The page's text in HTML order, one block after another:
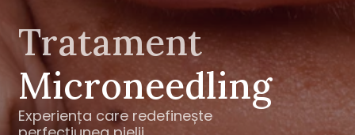
Tratament
Microneedling
Experiența care redefinește